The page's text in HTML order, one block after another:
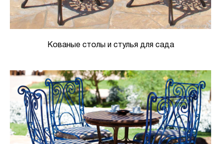
Кованые столы и стулья для сада